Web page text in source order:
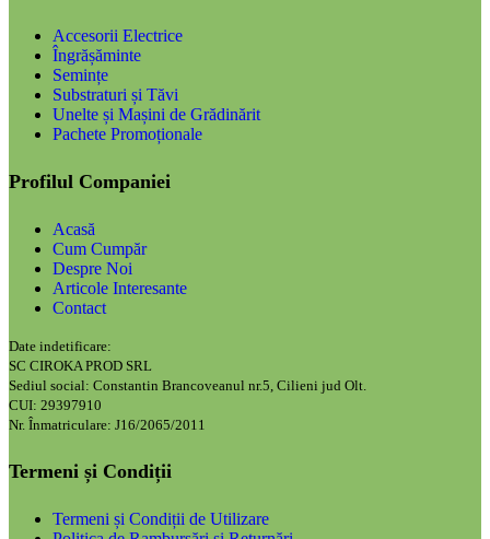
Accesorii Electrice
Îngrășăminte
Semințe
Substraturi și Tăvi
Unelte și Mașini de Grădinărit
Pachete Promoționale
Profilul Companiei
Acasă
Cum Cumpăr
Despre Noi
Articole Interesante
Contact
Date indetificare:
SC CIROKA PROD SRL
Sediul social: Constantin Brancoveanul nr.5, Cilieni jud Olt.
CUI: 29397910
Nr. Înmatriculare: J16/2065/2011
Termeni și Condiții
Termeni și Condiții de Utilizare